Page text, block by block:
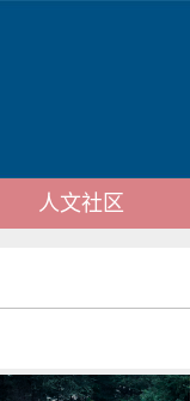
人文社区